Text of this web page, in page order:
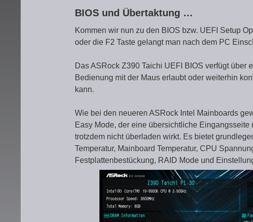
BIOS und Übertaktung …
Kommen wir nun zu den BIOS bzw. UEFI Setup
oder die F2 Taste gelangt man nach dem PC
Das ASRock Z390 Taichi UEFI BIOS verfügt über
Bedienung mit der Maus erlaubt oder weiterhin
kann.
Wie bei den neueren ASRock Intel Mainboards
Easy Mode, der eine übersichtliche
trotzdem nicht überladen wirkt. Es bietet
Temperatur, Mainboard Temperatur, CPU
Festplattenbestückung, RAID Mode und